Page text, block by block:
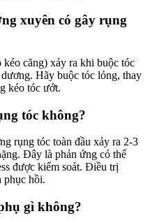
xuyên có gây rụng
căng) xảy ra khi buộc tóc
Hãy buộc tóc lỏng, thay
kéo tóc ướt.
tóc không?
rụng tóc toàn đầu xảy ra 2-3
Đây là phản ứng có thể
được kiểm soát. Điều trị
phục hồi.
gì không?